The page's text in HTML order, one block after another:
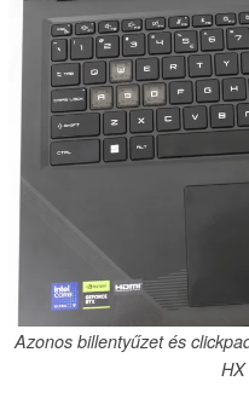
Azonos billentyűzet és